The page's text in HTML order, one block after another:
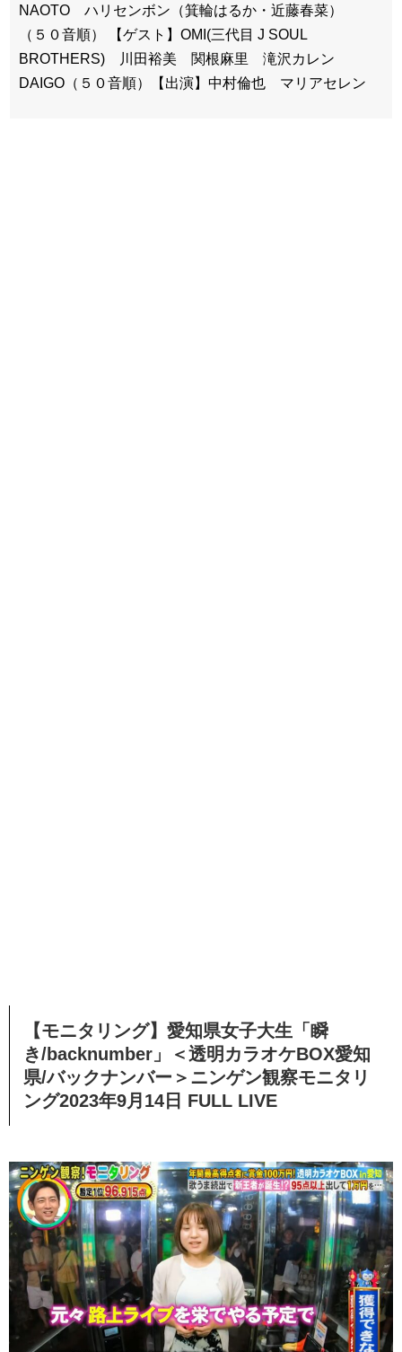
NAOTO ハリセンボン（箕輪はるか・近藤春菜）
（５０音順） 【ゲスト】OMI(三代目 J SOUL
BROTHERS) 川田裕美 関根麻里 滝沢カレン
DAIGO（５０音順）【出演】中村倫也 マリアセレン
【モニタリング】愛知県女子大生「瞬
き/backnumber」＜透明カラオケBOX愛知
県/バックナンバー＞ニンゲン観察モニタリ
ング2023年9月14日 FULL LIVE